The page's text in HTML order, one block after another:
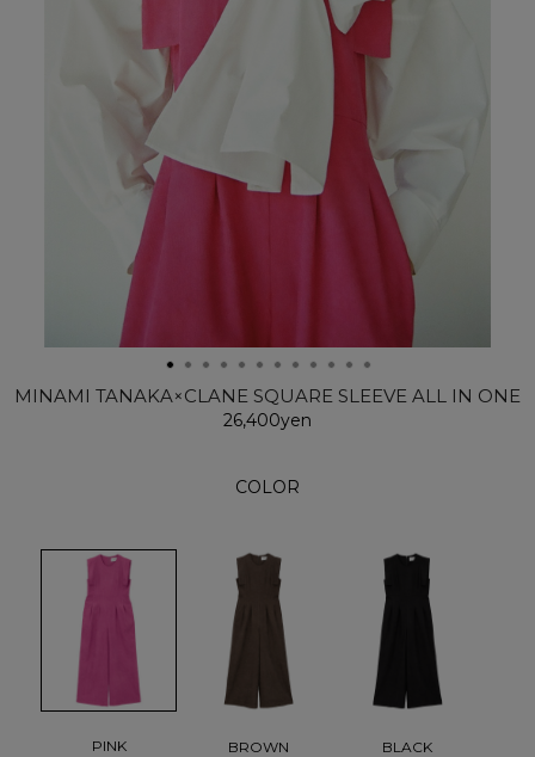
MINAMI TANAKA×CLANE SQUARE SLEEVE ALL IN ONE
26,400yen
COLOR
PINK BROWN BLACK